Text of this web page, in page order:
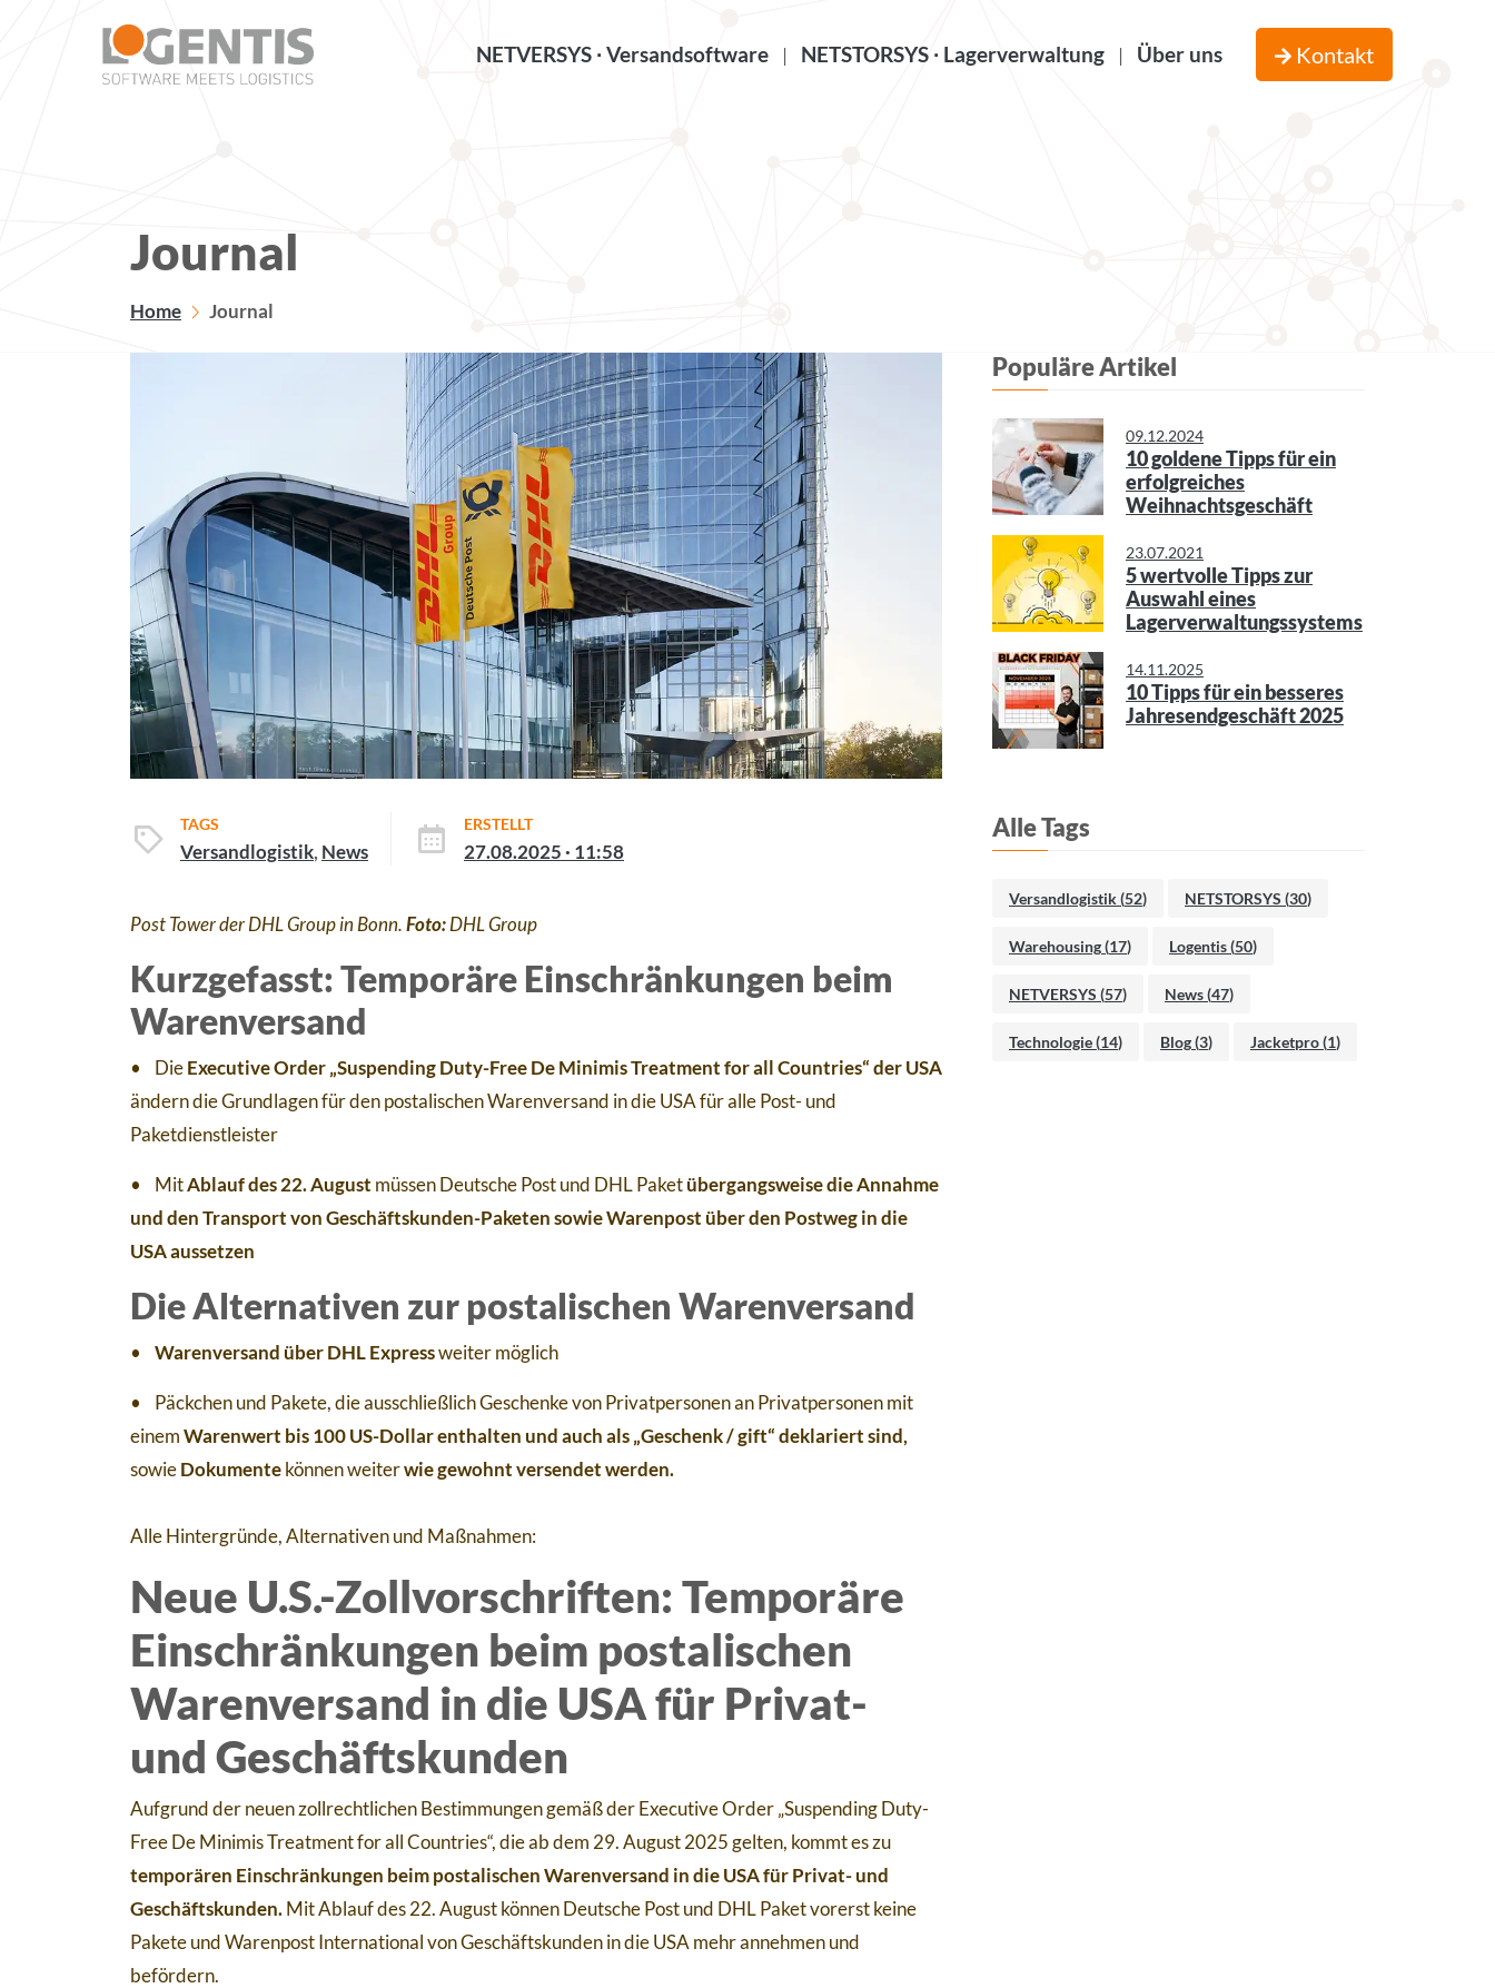
NETVERSYS ∙ Versandsoftware | NETSTORSYS ∙ Lagerverwaltung | Über uns Kontakt
Journal
Home Journal
TAGS
Versandlogistik, News
ERSTELLT
27.08.2025 · 11:58
Post Tower der DHL Group in Bonn.Foto:DHL Group
Kurzgefasst: Temporäre Einschränkungen beim
Warenversand
• DieExecutive Order „Suspending Duty-Free De Minimis Treatment for all Countries“ der USA
ändern die Grundlagen für den postalischen Warenversand in die USA für alle Post- und
Paketdienstleister
• MitAblauf des 22. August müssen Deutsche Post und DHL Paketübergangsweise die Annahme
und den Transport von Geschäftskunden-Paketen sowie Warenpost über den Postweg in die
USA aussetzen
Die Alternativen zur postalischen Warenversand
• Warenversand über DHL Expressweiter möglich
• Päckchen und Pakete, die ausschließlich Geschenke von Privatpersonen an Privatpersonen mit
einemWarenwert bis 100 US-Dollar enthalten und auch als „Geschenk / gift“ deklariert sind,
sowieDokumentekönnen weiterwie gewohnt versendet werden.
Alle Hintergründe, Alternativen und Maßnahmen:
Neue U.S.-Zollvorschriften: Temporäre
Einschränkungen beim postalischen
Warenversand in die USA für Privat-
und Geschäftskunden
Aufgrund der neuen zollrechtlichen Bestimmungen gemäß der Executive Order „Suspending Duty-
Free De Minimis Treatment for all Countries“, die ab dem 29. August 2025 gelten, kommt es zu
temporären Einschränkungen beim postalischen Warenversand in die USA für Privat- und
Geschäftskunden.Mit Ablauf des 22. August können Deutsche Post und DHL Paket vorerst keine
Pakete und Warenpost International von Geschäftskunden in die USA mehr annehmen und
befördern.
Populäre Artikel
09.12.2024
10 goldene Tipps für ein
erfolgreiches
Weihnachtsgeschäft
23.07.2021
5 wertvolle Tipps zur
Auswahl eines
Lagerverwaltungssystems
14.11.2025
10 Tipps für ein besseres
Jahresendgeschäft 2025
Alle Tags
Versandlogistik(52) NETSTORSYS (30)
Warehousing(17) Logentis(50)
NETVERSYS (57) News(47)
Technologie(14) Blog(3) Jacketpro(1)